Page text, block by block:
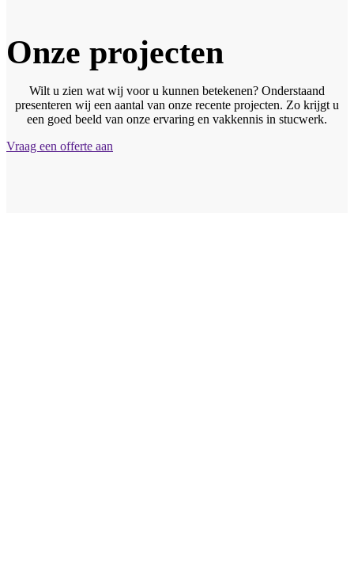
Onze projecten
Wilt u zien wat wij voor u kunnen betekenen? Onderstaand
presenteren wij een aantal van onze recente projecten. Zo krijgt u
een goed beeld van onze ervaring en vakkennis in stucwerk.
Vraag een offerte aan